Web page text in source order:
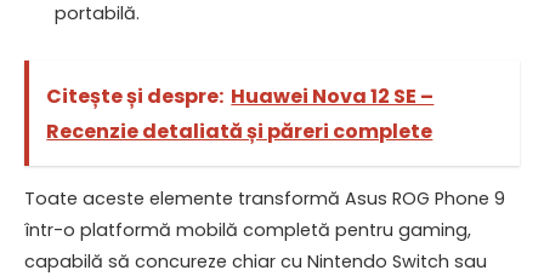
portabilă.
Citește și despre: Huawei Nova 12 SE –
Recenzie detaliată și păreri complete
Toate aceste elemente transformă Asus ROG Phone 9
într-o platformă mobilă completă pentru gaming,
capabilă să concureze chiar cu Nintendo Switch sau